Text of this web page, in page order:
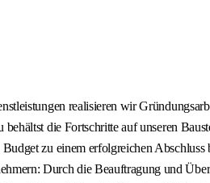
realisieren wir
behältst die Fortschritte auf unseren
zu einem erfolgreichen Abschluss
Durch die Beauftragung und